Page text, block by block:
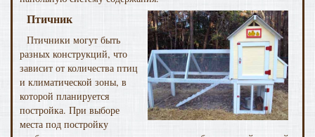
Птичник
Птичники могут быть
разных конструкций, что
зависит от количества птиц
и климатической зоны, в
которой планируется
постройка. При выборе
места под постройку